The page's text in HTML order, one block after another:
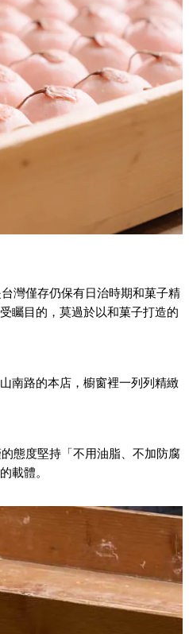
灣僅存仍保有日治時期和菓子精
矚目的，莫過於以和菓子打造的
南路的本店，櫥窗裡一列列精緻
態度堅持「不用油脂、不加防腐
載體。